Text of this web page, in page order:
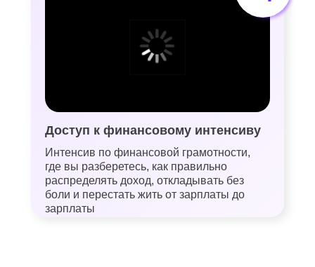
Доступ к финансовому интенсиву
Интенсив по финансовой грамотности,
где вы разберетесь, как правильно
распределять доход, откладывать без
боли и перестать жить от зарплаты до
зарплаты